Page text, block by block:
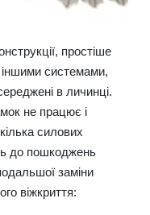
простіше
іншими системами,
в личинці.
не працює і
силових
до пошкоджень
заміни
віжкриття: